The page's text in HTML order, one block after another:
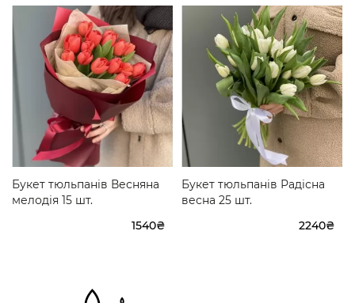
Букет тюльпанів Весняна
мелодія 15 шт.
1540₴
Букет тюльпанів Радісна
весна 25 шт.
2240₴